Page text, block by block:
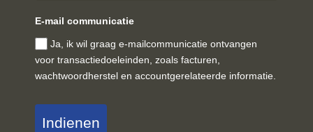
E-mail communicatie
Ja, ik wil graag e-mailcommunicatie ontvangen
voor transactiedoeleinden, zoals facturen,
wachtwoordherstel en accountgerelateerde informatie.
Indienen